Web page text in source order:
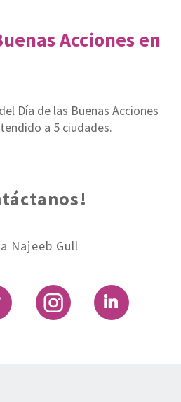
Acciones en
Día de las Buenas Acciones
a 5 ciudades.
Najeeb Gull